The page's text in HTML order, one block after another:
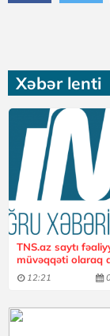
Xəbər lenti
TNS.az saytı
müvəqqəti olaraq
12:21